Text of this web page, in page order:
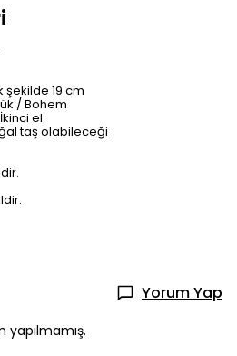
şekilde 19 cm
/ Bohem
el
taş olabileceği
Yorum Yap